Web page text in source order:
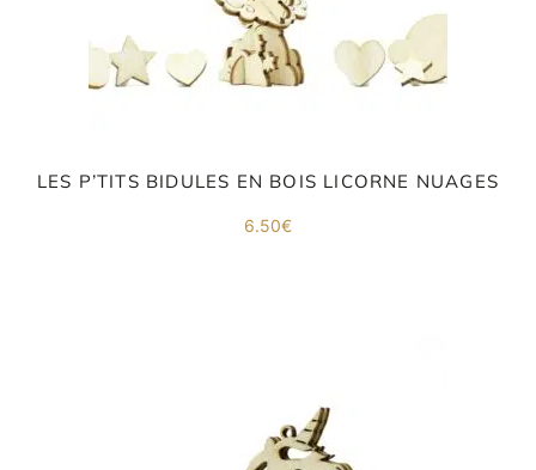
LES P’TITS BIDULES EN BOIS LICORNE NUAGES
6.50€